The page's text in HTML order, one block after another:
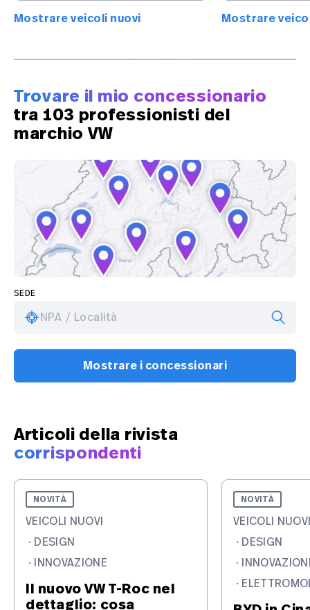
Mostrare veicoli nuovi Mostrare
Trovare il mio concessionario
tra 103 professionisti del
marchio VW
SEDE
NPA / Località
Mostrare i concessionari
Articoli della rivista
corrispondenti
NOVITÀ
VEICOLI NUOVI
· DESIGN
· INNOVAZIONE
Il nuovo VW T-Roc nel
dettaglio: cosa
NOVITÀ
VEICOLI
· DESIGN
·
·